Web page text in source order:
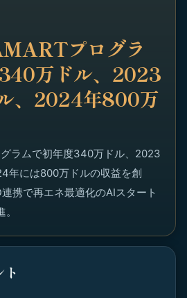
プログラ
万ドル、2023
、2024年800万
ラムで初年度340万ドル、2023
年には800万ドルの収益を創
携で再エネ最適化のAIスタート